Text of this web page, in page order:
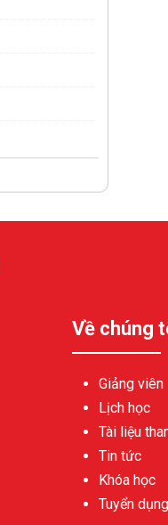
Về chúng
Giảng viên
Lịch học
Tài liệu
Tin tức
Khóa học
Tuyển dụng